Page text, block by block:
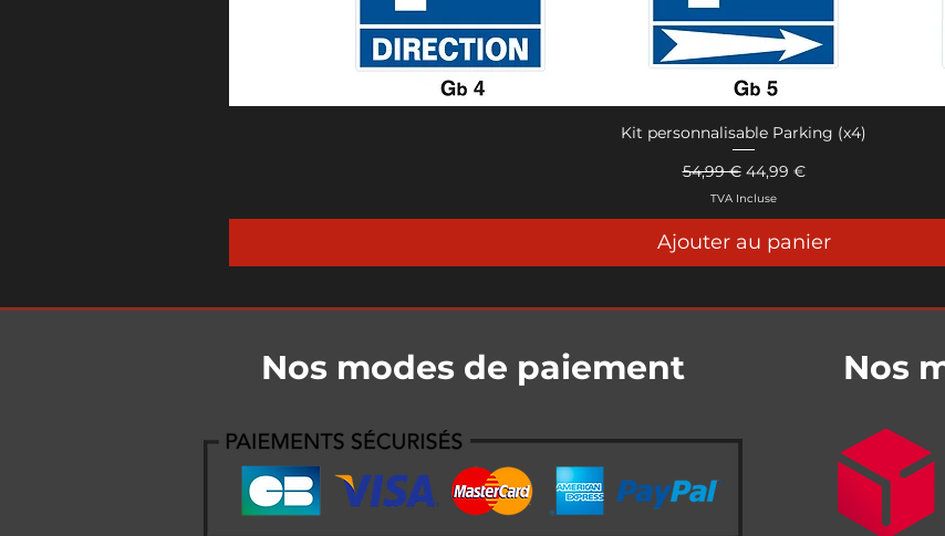
Aperçu rapide
Kit personnalisable Parking (x4)
Prix original
54,99 € Prix promotionnel
44,99 €
TVA Incluse
Ajouter au panier
Nos modes de paiement Nos